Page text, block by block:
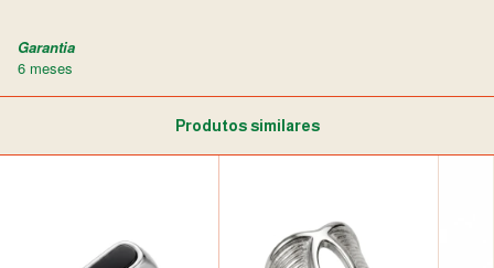
Garantia
6 meses
Produtos similares